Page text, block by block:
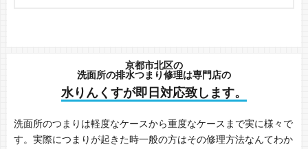
京都市北区の
洗面所の排水つまり修理は専門店の
水りんくすが即日対応致します。
洗面所のつまりは軽度なケースから重度なケースまで実に様々で
す。実際につまりが起きた時一般の方はその修理方法なんてわか